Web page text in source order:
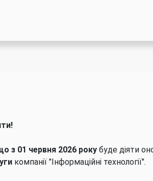
з 01 червня 2026 року буде діяти
компанії "Інформаційні технології".